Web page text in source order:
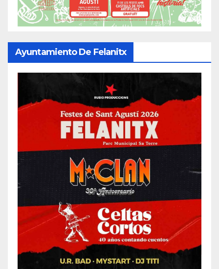
Ayuntamiento De Felanitx